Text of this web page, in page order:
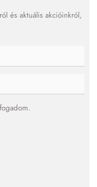
és aktuális akcióinkról,